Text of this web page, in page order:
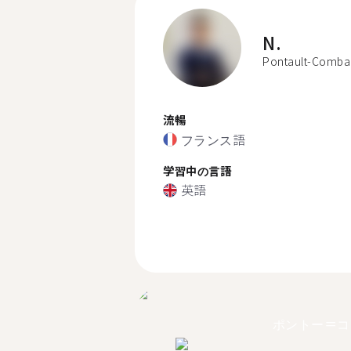
N.
Pontault-
流暢
フランス語
学習中の言語
英語